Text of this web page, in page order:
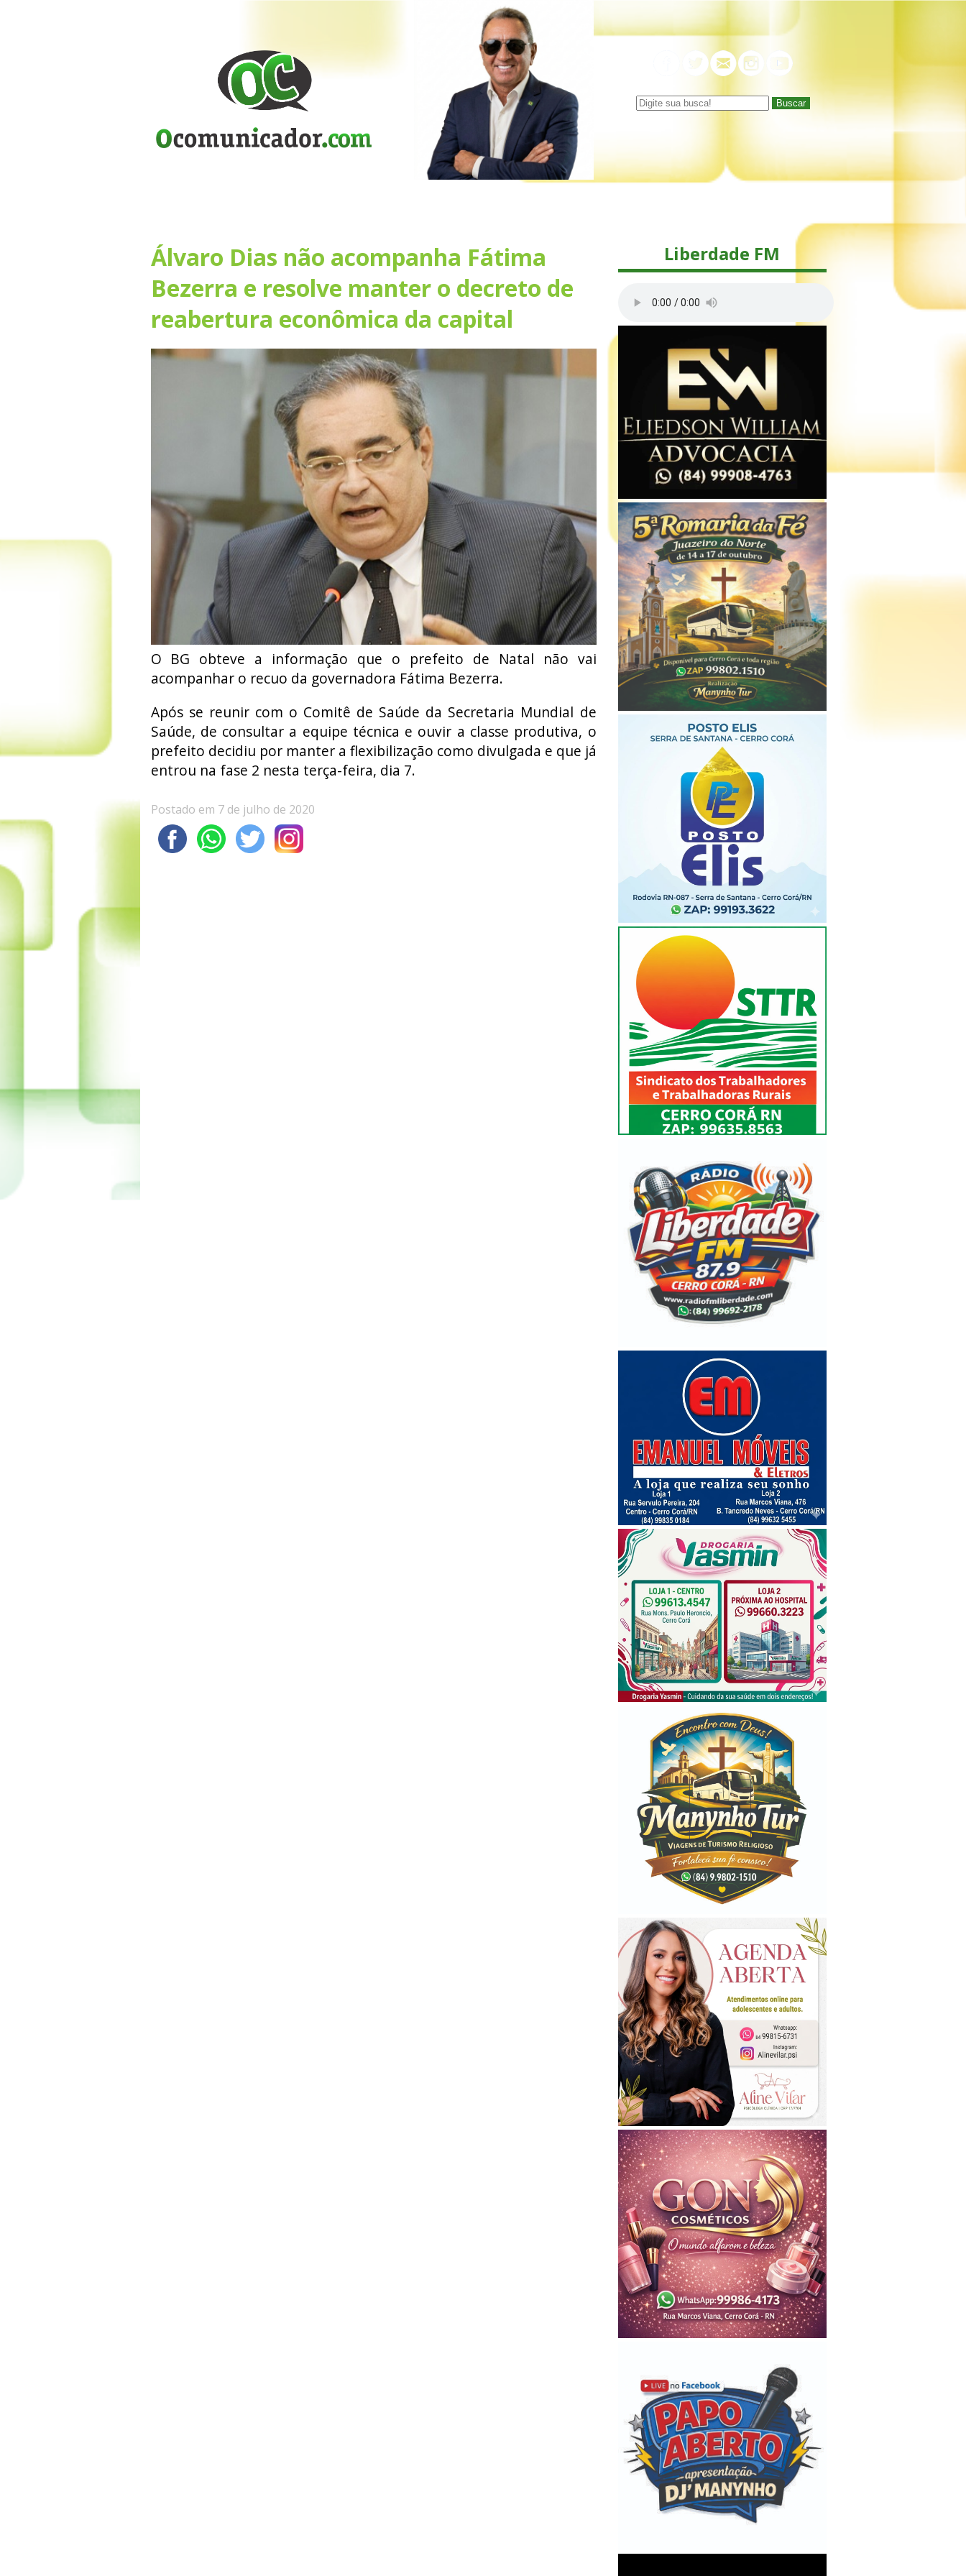
Buscar
Álvaro Dias não acompanha Fátima
Bezerra e resolve manter o decreto de
reabertura econômica da capital
O BG obteve a informação que o prefeito de Natal não vai
acompanhar o recuo da governadora Fátima Bezerra.
Após se reunir com o Comitê de Saúde da Secretaria Mundial de
Saúde, de consultar a equipe técnica e ouvir a classe produtiva, o
prefeito decidiu por manter a flexibilização como divulgada e que já
entrou na fase 2 nesta terça-feira, dia 7.
Postado em 7 de julho de 2020
Liberdade FM